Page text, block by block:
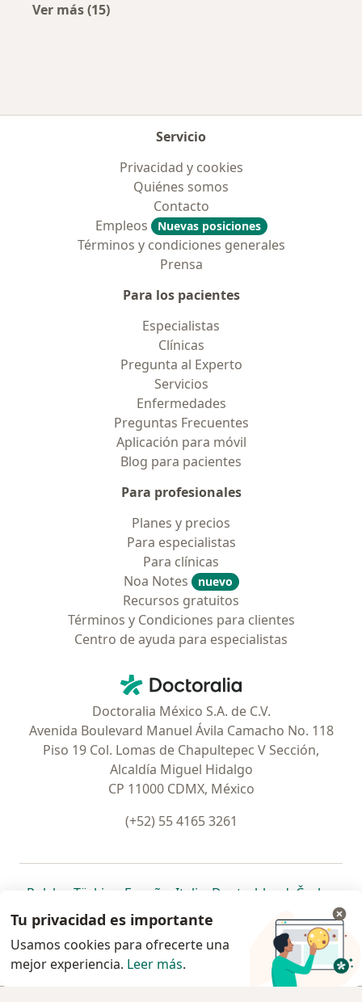
Ver más (15)
Servicio
Privacidad y cookies
Quiénes somos
Contacto
Empleos
Nuevas posiciones
Términos y condiciones generales
Prensa
Para los pacientes
Especialistas
Clínicas
Pregunta al Experto
Servicios
Enfermedades
Preguntas Frecuentes
Aplicación para móvil
Blog para pacientes
Para profesionales
Planes y precios
Para especialistas
Para clínicas
Noa Notes
nuevo
Recursos gratuitos
Términos y Condiciones para clientes
Centro de ayuda para especialistas
Doctoralia - Página de inicio
Doctoralia México S.A. de C.V.
Avenida Boulevard Manuel Ávila Camacho No. 118
Piso 19 Col. Lomas de Chapultepec V Sección,
Alcaldía Miguel Hidalgo
CP 11000 CDMX, México
(+52) 55 4165 3261
Polska se abre en una nueva pestaña
Türkiye se abre en una nueva pestaña
España se abre en una nueva pestaña
Italia se abre en una nueva
Deutschlandse abre en
Česko
Portugal
se abre en una nueva pestaña
México se abre en una nueva pestaña
Chile se abre en una nueva pestaña
Brasil se abre en una nueva
se abre en
se
se abre en una nueva
www.doctoralia.com.mx © 2026 - Encuentra tu
Tu privacidad es importante
Usamos cookies para ofrecerte una
mejor experiencia. Leer más.